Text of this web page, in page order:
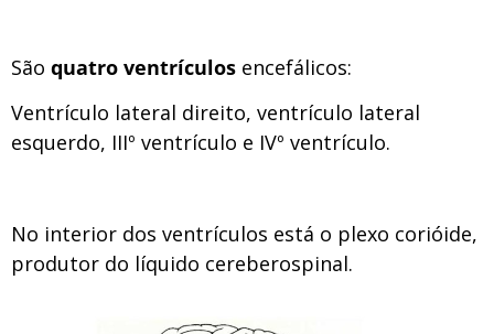
São quatro ventrículos encefálicos:
Ventrículo lateral direito, ventrículo lateral
esquerdo, IIIº ventrículo e IVº ventrículo.
No interior dos ventrículos está o plexo corióide,
produtor do líquido cereberospinal.